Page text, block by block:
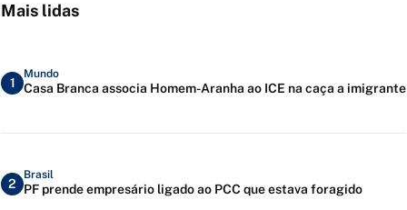
Mais lidas
1
Mundo
Casa Branca associa Homem-Aranha ao ICE na caça a imigrante
2
Brasil
PF prende empresário ligado ao PCC que estava foragido